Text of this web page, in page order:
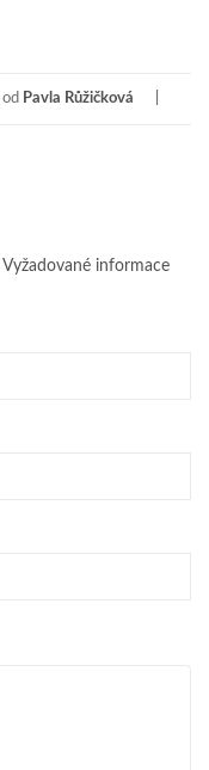
od Pavla Růžičková
Vyžadované informace